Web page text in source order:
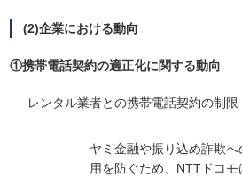
(2)企業における動向
①携帯電話契約の適正化に関する動向
レンタル業者との携帯電話契約の制限
ヤミ金融や振り込め詐欺
用を防ぐため、NTTドコ